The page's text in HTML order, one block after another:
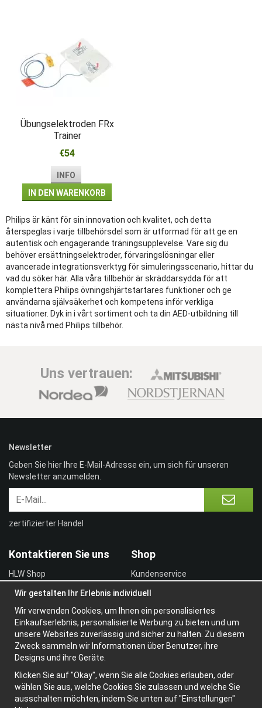
Übungselektroden FRx
Trainer
€54
INFO
IN DEN WARENKORB
Philips är känt för sin innovation och kvalitet, och detta
återspeglas i varje tillbehörsdel som är utformad för att ge en
autentisk och engagerande träningsupplevelse. Vare sig du
behöver ersättningselektroder, förvaringslösningar eller
avancerade integrationsverktyg för simuleringsscenario, hittar du
vad du söker här. Alla våra tillbehör är skräddarsydda för att
komplettera Philips övningshjärtstartares funktioner och ge
användarna självsäkerhet och kompetens inför verkliga
situationer. Dyk in i vårt sortiment och ta din AED-utbildning till
nästa nivå med Philips tillbehör.
Uns vertrauen:
Kontaktieren Sie uns
HLW Shop
Email: info@hlw-shop.de
Shop
Kundenservice
HLW-Schulungen
Vertragskunde
Einloggen
Information
Über uns
Widerrufsbelehrung
Newsletter
Datenschutzerklärung
Newsletter
Geben Sie hier Ihre E-Mail-Adresse ein, um sich für unseren
Newsletter anzumelden.
zertifizierter Handel
Wir gestalten Ihr Erlebnis individuell
Wir verwenden Cookies, um Ihnen ein personalisiertes
Einkaufserlebnis, personalisierte Werbung zu bieten und um
unsere Websites zuverlässig und sicher zu halten. Zu diesem
Zweck sammeln wir Informationen über Benutzer, ihre
Designs und ihre Geräte.
Klicken Sie auf "Okay", wenn Sie alle Cookies erlauben, oder
wählen Sie aus, welche Cookies Sie zulassen und welche Sie
ausschalten möchten, indem Sie unten auf "Einstellungen"